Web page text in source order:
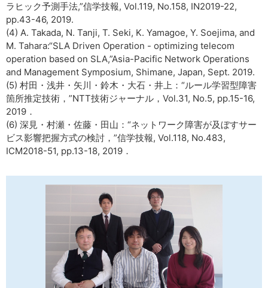
ラヒック予測手法,”信学技報, Vol.119, No.158, IN2019-22,
pp.43-46, 2019.
(4) A. Takada, N. Tanji, T. Seki, K. Yamagoe, Y. Soejima, and
M. Tahara:“SLA Driven Operation - optimizing telecom
operation based on SLA,”Asia-Pacific Network Operations
and Management Symposium, Shimane, Japan, Sept. 2019.
(5) 村田・浅井・矢川・鈴木・大石・井上：“ルール学習型障害
箇所推定技術，”NTT技術ジャーナル，Vol.31, No.5, pp.15-16,
2019．
(6) 深見・村瀬・佐藤・田山：“ネットワーク障害が及ぼすサー
ビス影響把握方式の検討，”信学技報, Vol.118, No.483,
ICM2018-51, pp.13-18, 2019．